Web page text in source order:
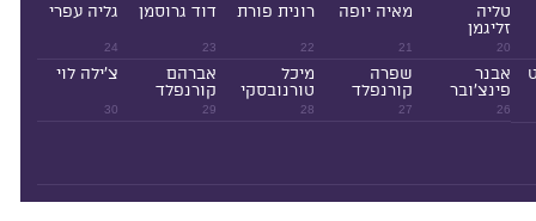
20
טליה
זליגמן
21
מאיה יופה
22
רונית פורת
23
דוד גרוסמן
24
גליה עפרי
26
אבנר
פינצ'ובר
27
שפרה
קורנפלד
28
מיכל
טורנובסקי
29
אברהם
קורנפלד
30
צ'ילה לוי